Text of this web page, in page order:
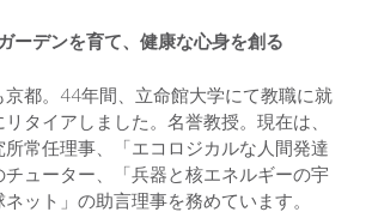
ーデンを育て、健康な心身を創る
都。44年間、立命館大学にて教職に就
タイアしました。名誉教授。現在は、
常任理事、「エコロジカルな人間発達
チューター、「兵器と核エネルギーの宇
ット」の助言理事を務めています。